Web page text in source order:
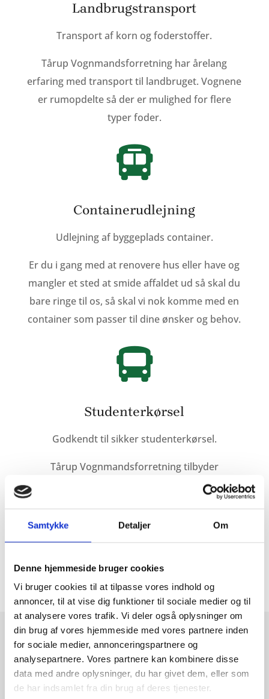
Samtykke Detaljer Om
Denne hjemmeside bruger cookies
Vi bruger cookies til at tilpasse vores indhold og
annoncer, til at vise dig funktioner til sociale medier og til
at analysere vores trafik. Vi deler også oplysninger om
din brug af vores hjemmeside med vores partnere inden
for sociale medier, annonceringspartnere og
analysepartnere. Vores partnere kan kombinere disse
data med andre oplysninger, du har givet dem, eller som
de har indsamlet fra din brug af deres tjenester.
Landbrugstransport
Transport af korn og foderstoffer.
Tårup Vognmandsforretning har årelang
erfaring med transport til landbruget. Vognene
er rumopdelte så der er mulighed for flere
typer foder.

Containerudlejning
Udlejning af byggeplads container.
Er du i gang med at renovere hus eller have og
mangler et sted at smide affaldet ud så skal du
bare ringe til os, så skal vi nok komme med en
container som passer til dine ønsker og behov.

Studenterkørsel
Godkendt til sikker studenterkørsel.
Tårup Vognmandsforretning tilbyder
Landbrugstransport